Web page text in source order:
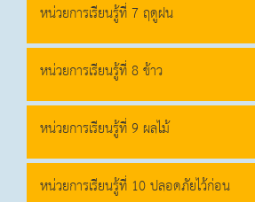
หน่วยการเรียนรู้ที่ 7 ฤดูฝน
หน่วยการเรียนรู้ที่ 8 ข้าว
หน่วยการเรียนรู้ที่ 9 ผลไม้
หน่วยการเรียนรู้ที่ 10 ปลอดภัยไว้ก่อน